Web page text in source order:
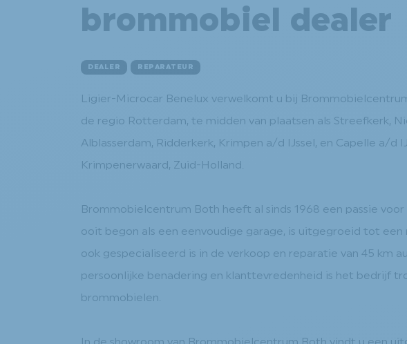
brommobiel dealer
DEALER REPARATEUR
Ligier-Microcar Benelux verwelkomt u bij
de regio Rotterdam, te midden van plaatsen als Streefkerk,
Alblasserdam, Ridderkerk, Krimpen a/d IJssel, en Capelle a/d
Krimpenerwaard, Zuid-Holland.
Brommobielcentrum Both heeft al sinds 1968 een passie
ooit begon als een eenvoudige garage, is uitgegroeid tot een
ook gespecialiseerd is in de verkoop en reparatie van 45 km
persoonlijke benadering en klanttevredenheid is het bedrijf
brommobielen.